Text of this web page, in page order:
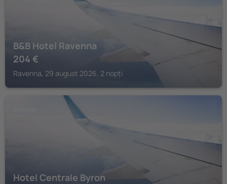
B&B Hotel Ravenna
204 €
Ravenna, 29 august 2026, 2 nopți
Hotel Centrale Byron